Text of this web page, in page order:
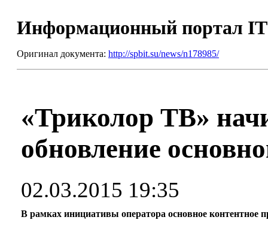
Информационный портал
Оригинал документа: http://spbit.su/news/n178985/
«Триколор ТВ»
обновление
02.03.2015 19:35
В рамках инициативы оператора основное контентное